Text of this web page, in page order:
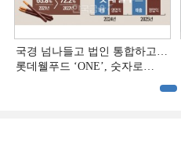
국경 넘나들고 법인 통합하고…
롯데웰푸드 ‘ONE’, 숫자로